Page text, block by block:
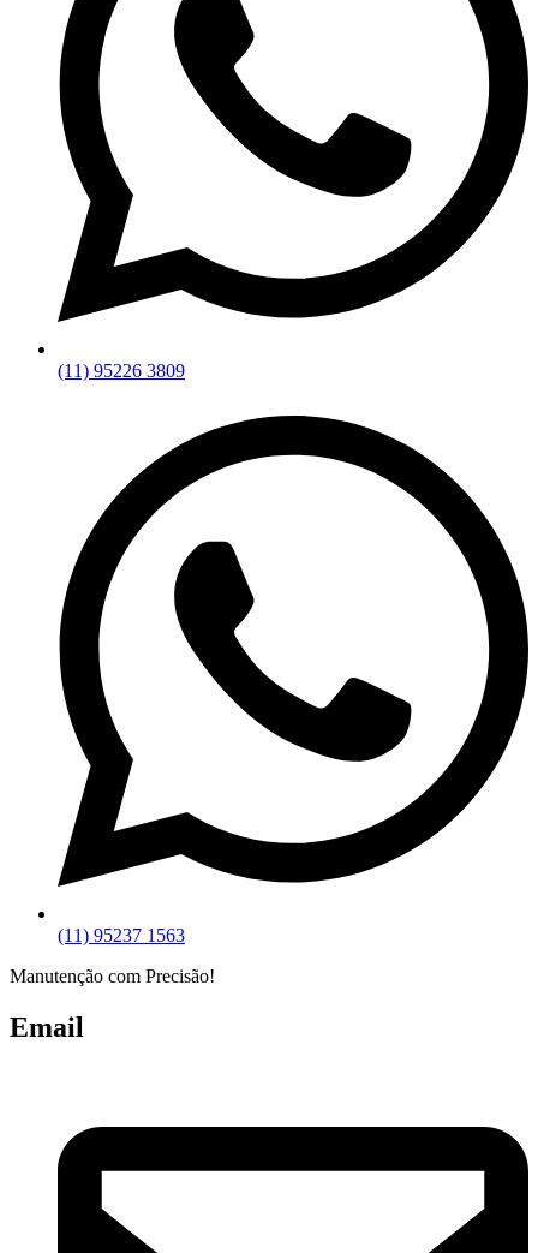
(11) 95226 3809
(11) 95237 1563
Manutenção com Precisão!
Email